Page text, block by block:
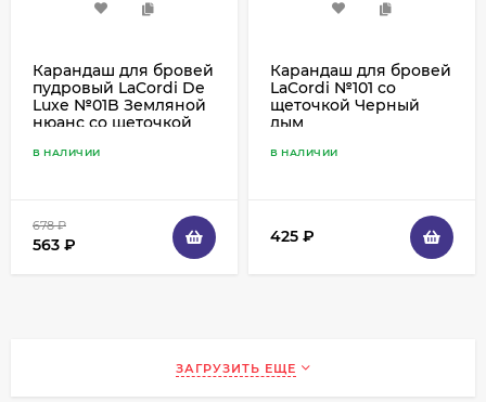
Карандаш для бровей
пудровый LaCordi De
Luxe №01B Земляной
нюанс со щеточкой
В НАЛИЧИИ
678₽
563 ₽
Карандаш для бровей
LaCordi №101 со
щеточкой Черный
дым
В НАЛИЧИИ
425 ₽
ЗАГРУЗИТЬ ЕЩЕ